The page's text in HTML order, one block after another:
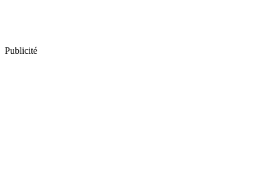
Publicité